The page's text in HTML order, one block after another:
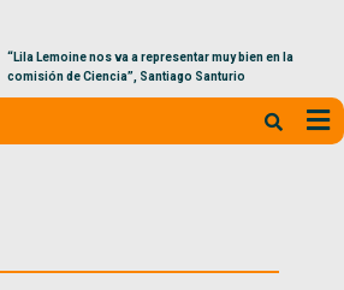
“Lila Lemoine nos va a representar muy bien en la
comisión de Ciencia”, Santiago Santurio